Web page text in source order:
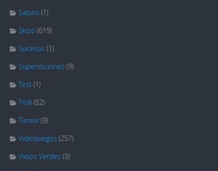
Salseo (1)
Skizo (619)
Sucesos (1)
Supersticiones (9)
Test (1)
Troll (82)
Tumor (9)
Videojuegos (257)
Viejos Verdes (3)